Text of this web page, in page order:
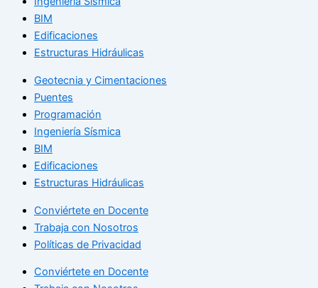
BIM
Edificaciones
Estructuras Hidráulicas
Geotecnia y Cimentaciones
Puentes
Programación
Ingeniería Sísmica
BIM
Edificaciones
Estructuras Hidráulicas
Conviértete en Docente
Trabaja con Nosotros
Políticas de Privacidad
Conviértete en Docente